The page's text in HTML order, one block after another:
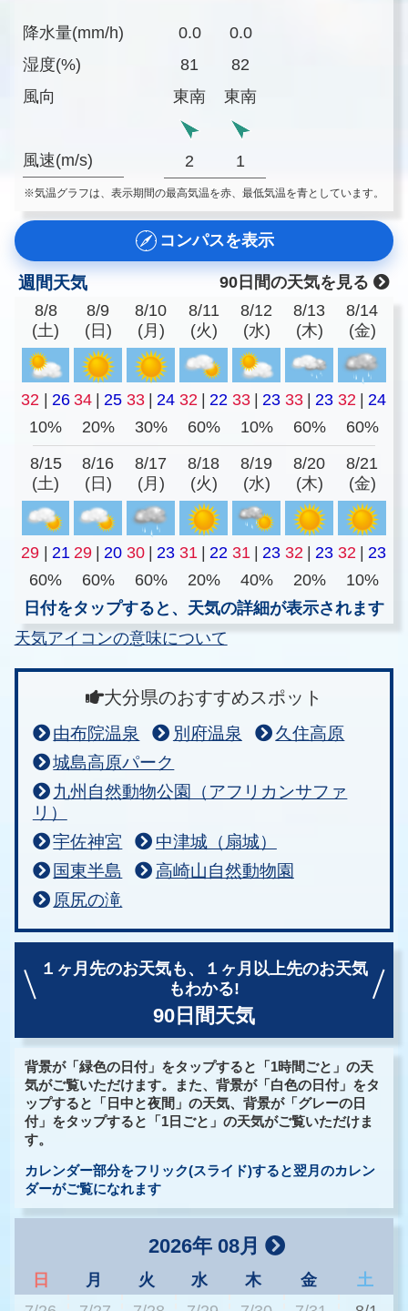
降水量(mm/h)
湿度(%)
風向
風速(m/s)
0.0
0.0
81
82
東南
東南
2 1
※気温グラフは、表示期間の最高気温を赤、最低気温を青としています。
コンパスを表示
週間天気
90日間の天気を見る
8/8
(土)
8/9
(日)
8/10
(月)
8/11
(火)
8/12
(水)
8/13
(木)
8/14
(金)
32 | 26 34 | 25 33 | 24 32 | 22 33 | 23 33 | 23 32 | 24
10%
20% 30% 60% 10% 60% 60%
8/15
(土)
8/16
(日)
8/17
(月)
8/18
(火)
8/19
(水)
8/20
(木)
8/21
(金)
29 21 29 20 30 23 31 22 31 23 32 23 32
23
60%
60% 60% 20% 40% 20%
10%
日付をタップすると、天気の詳細が表示されます
天気アイコンの意味について
大分県のおすすめスポット
由布院温泉 別府温泉
久住高原
城島高原パーク
九州自然動物公園（アフリカンサファ
リ）
宇佐神宮
中津城（扇城）
国東半島
高崎山自然動物園
原尻の滝
１ヶ月先のお天気も、
１ヶ月以上先のお天気
もわかる!
90日間天気
背景が「緑色の日付」をタップすると「1時間ごと」の天
気がご覧いただけます。また、背景が「白色の日付」をタ
ップすると「日中と夜間」の天気、背景が「グレーの日
付」をタップすると「1日ごと」の天気がご覧いただけま
す。
カレンダー部分をフリック(スライド)すると翌月のカレン
ダーがご覧になれます
2026年 08月
日 月 火 水 木 金
土